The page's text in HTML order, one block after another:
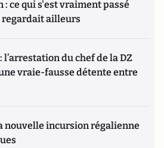
: ce qui s'est vraiment passé
regardait ailleurs
du chef de la DZ
vraie-fausse détente entre
nouvelle incursion régalienne